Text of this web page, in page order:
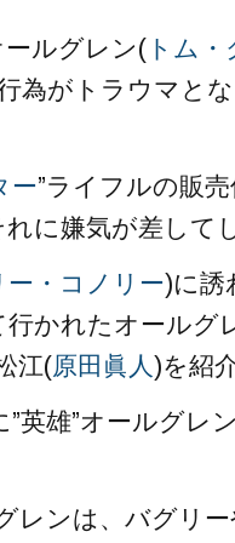
ルグレン( トム
為がトラウマと
ー”ライフルの販
に嫌気が差して
ー・コノリー)に誘
かれたオールグ
江(原田眞人)を紹
英雄”オールグレ
レンは、バグリ